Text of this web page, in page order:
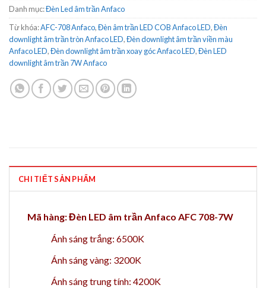
Danh mục:Đèn Led âm trần Anfaco
Từ khóa:AFC-708 Anfaco,Đèn âm trần LED COB Anfaco LED,Đèn
downlight âm trần tròn Anfaco LED,Đèn downlight âm trần viền màu
Anfaco LED,Đèn downlight âm trần xoay góc Anfaco LED,Đèn LED
downlight âm trần 7W Anfaco
CHI TIẾT SẢN PHẨM
Mã hàng: Đèn LED âm trần Anfaco AFC 708-7W
Ánh sáng trắng: 6500K
Ánh sáng vàng: 3200K
Ánh sáng trung tính: 4200K